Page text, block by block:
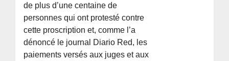
de plus d’une centaine de
personnes qui ont protesté contre
cette proscription et, comme l’a
dénoncé le journal Diario Red, les
paiements versés aux juges et aux